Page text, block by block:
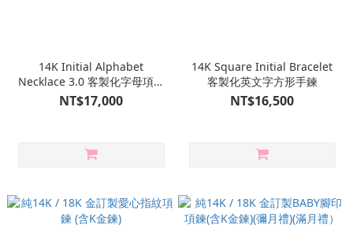
14K Initial Alphabet
Necklace 3.0 客製化字母項鍊
3.0
NT$17,000
14K Square Initial Bracelet
客製化英文字方形手鍊
NT$16,500